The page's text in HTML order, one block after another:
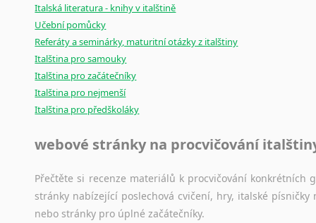
Italská literatura - knihy v italštině
Učební pomůcky
Referáty a seminárky, maturitní otázky z italštiny
Italština pro samouky
Italština pro začátečníky
Italština pro nejmenší
Italština pro předškoláky
webové stránky na procvičování
Přečtěte si recenze materiálů k procvičování
stránky nabízející poslechová cvičení, hry, italské
nebo stránky pro úplné začátečníky.